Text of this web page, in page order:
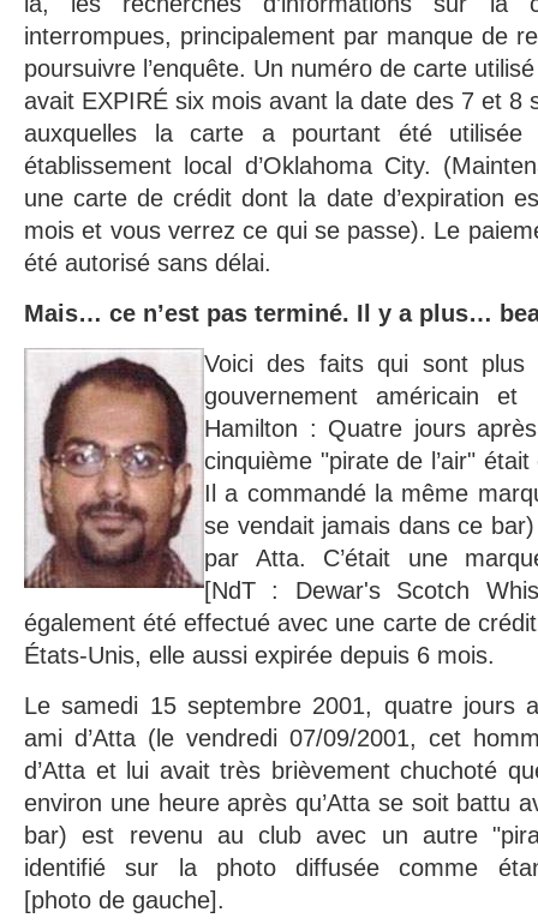
interrompues, principalement par manque de
poursuivre l’enquête. Un numéro de carte
avait EXPIRÉ six mois avant la date des 7 et 8
auxquelles la carte a pourtant été
établissement local d’Oklahoma City.
une carte de crédit dont la date d’expiration
mois et vous verrez ce qui se passe). Le
été autorisé sans délai.
Mais… ce n’est pas terminé. Il y a plus…
Voici des faits qui sont plus
gouvernement américain et
Hamilton : Quatre jours
cinquième "pirate de l’air"
Il a commandé la même
se vendait jamais dans ce
par Atta. C’était une
[NdT : Dewar's Scotch
également été effectué avec une carte de
États-Unis, elle aussi expirée depuis 6 mois.
Le samedi 15 septembre 2001, quatre jours
ami d’Atta (le vendredi 07/09/2001, cet
d’Atta et lui avait très brièvement chuchoté
environ une heure après qu’Atta se soit battu
bar) est revenu au club avec un autre
identifié sur la photo diffusée comme
[photo de gauche].